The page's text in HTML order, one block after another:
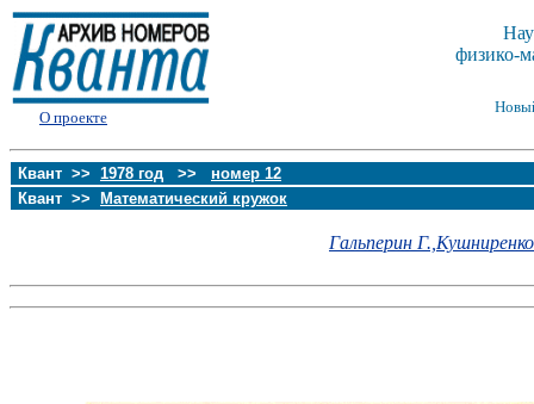
О проекте
физико-
Квант >> 1978 год >> номер 12
Квант >>
Математический кружок
Гальперин Г.,